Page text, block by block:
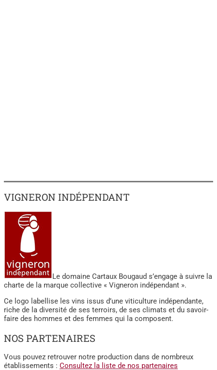
VIGNERON INDÉPENDANT
Le domaine Cartaux Bougaud s’engage à suivre la
charte de la marque collective « Vigneron indépendant ».
Ce logo labellise les vins issus d’une viticulture indépendante,
riche de la diversité de ses terroirs, de ses climats et du savoir-
faire des hommes et des femmes qui la composent.
NOS PARTENAIRES
Vous pouvez retrouver notre production dans de nombreux
établissements : Consultez la liste de nos partenaires